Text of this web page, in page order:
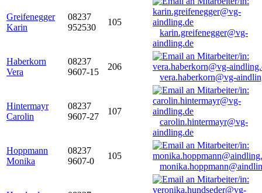
Greifenegger
Karin
08237
952530
105
karin.greifenegger@vg-
aindling.de
Haberkorn
Vera
08237
9607-15
206
vera.haberkorn@vg-
Hintermayr
Carolin
08237
9607-27
107
carolin.hintermayr@vg-
aindling.de
Hoppmann
Monika
08237
9607-0
105